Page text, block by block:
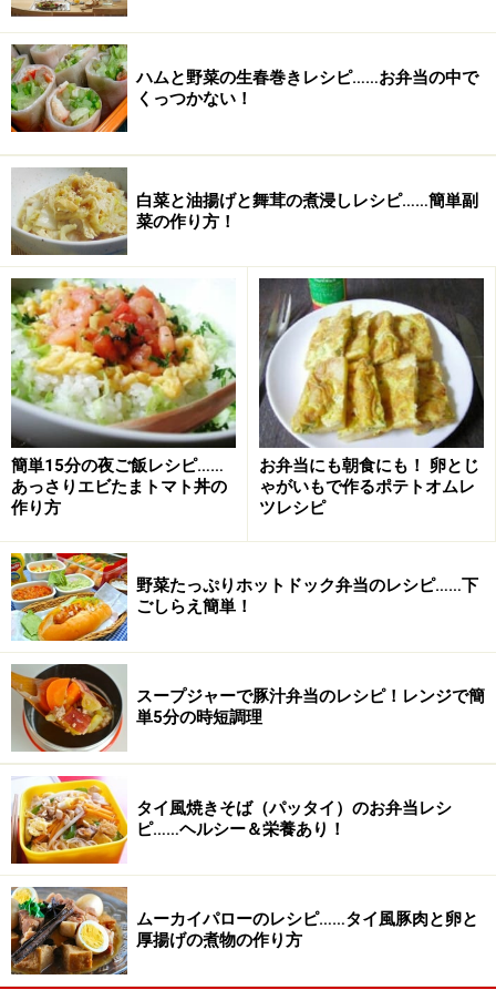
ハムと野菜の生春巻きレシピ……お弁当の中で
くっつかない！
白菜と油揚げと舞茸の煮浸しレシピ……簡単副
菜の作り方！
簡単15分の夜ご飯レシピ……
あっさりエビたまトマト丼の
作り方
お弁当にも朝食にも！ 卵とじ
ゃがいもで作るポテトオムレ
ツレシピ
野菜たっぷりホットドック弁当のレシピ……下
ごしらえ簡単！
スープジャーで豚汁弁当のレシピ！レンジで簡
単5分の時短調理
タイ風焼きそば（パッタイ）のお弁当レシ
ピ……ヘルシー＆栄養あり！
ムーカイパローのレシピ……タイ風豚肉と卵と
厚揚げの煮物の作り方